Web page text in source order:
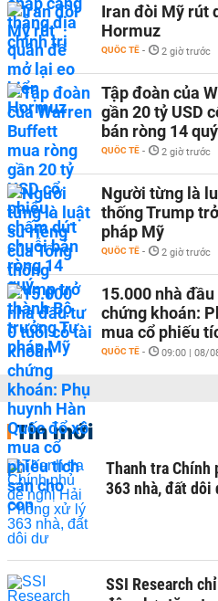
Iran đòi Mỹ rút
Hormuz
QUỐC TẾ - 2 giờ trước
Tập đoàn của
gần 20 tỷ USD
bán ròng 14 quý
QUỐC TẾ - 2 giờ trước
Người từng là
thống Trump
pháp Mỹ
QUỐC TẾ - 2 giờ trước
15.000 nhà
chứng khoán:
mua cổ phiếu
QUỐC TẾ - 09:00 | 08/
Tin mới
Thanh tra Chính
363 nhà, đất dôi
SSI Research